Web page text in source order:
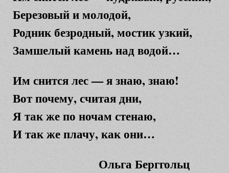
Березовый и молодой,
Родник безродный, мостик узкий,
Замшелый камень над водой…
Им снится лес — я знаю, знаю!
Вот почему, считая дни,
Я так же по ночам стенаю,
И так же плачу, как они…
Ольга Берггольц